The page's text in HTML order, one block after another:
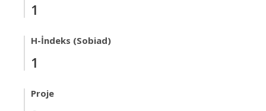
1
H-İndeks (Sobiad)
1
Proje